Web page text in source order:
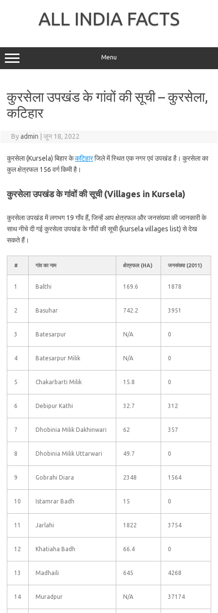
ALL INDIA FACTS
Menu
कुरसेला उपखंड के गांवों की सूची – कुरसेला,
कटिहार
Byadmin जून 18, 2022
कुरसेला (Kursela) बिहार केकटिहारजिले में स्थित एक नगर एवं उपखंड है। कुरसेला का
कुल क्षेत्रफल 156 वर्ग किमी है।
कुरसेला उपखंड के गांवों की सूची (Villages in Kursela)
कुरसेला उपखंड में लगभग 19 गाँव हैं, जिन्हें आप क्षेत्रफल और जनसंख्या की जानकारी के
साथ नीचे दी गई कुरसेला उपखंड के गाँवों की सूची (kursela villages list) से देख
सकते हैं।
# गांव का नाम क्षेत्रफल (HA) जनसंख्या (2011)
1 Balthi 169.6 1878
2 Basuhar 742.2 3951
3 Batesarpur N/A 0
4 Batesarpur Milik N/A 0
5 Chakarbarti Milik 15.8 0
6 Debipur Kathi 32.7 312
7 Dhobinia Milik Dakhinwari 62 357
8 Dhobinia Milik Uttarwari 49.7 0
9 Gobrahi Diara 2348 1564
10 Istamrar Badh 15 0
11 Jarlahi 1822 3754
12 Khatiaha Badh 66.4 0
13 Madhaili 645 4268
14 Muradpur N/A 37174